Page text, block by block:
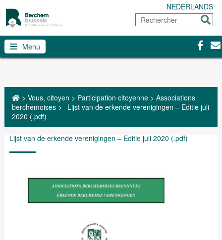
NEDERLANDS
Rechercher
Menu
> Vous, citoyen > Participation citoyenne> Associations
berchemoises>
Lijst van de erkende verenigingen – Editie juli
2020 (.pdf)
Lijst van de erkende verenigingen – Editie juli 2020 (.pdf)